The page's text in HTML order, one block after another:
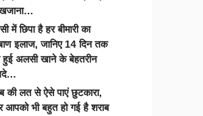
में छिपा है हर बीमारी का
इलाज, जानिए 14 दिन तक
हुई अलसी खाने के बेहतरीन
की लत से ऐसे पाएं छुटकारा,
आपको भी बहुत हो गई है शराब